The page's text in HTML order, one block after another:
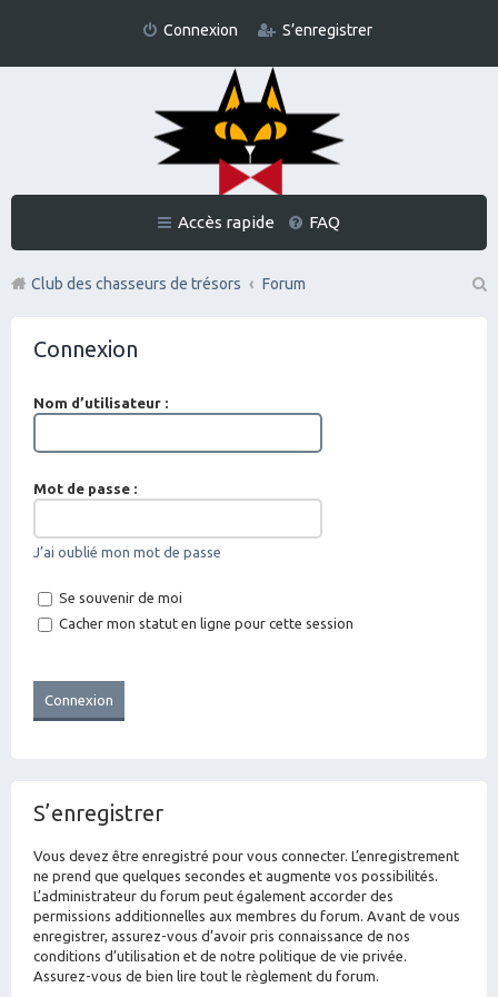
Connexion S’enregistrer
Accès rapide FAQ
Club des chasseurs de trésors
Forum
Connexion
Nom d’utilisateur :
Mot de passe :
J’ai oublié mon mot de passe
Se souvenir de moi
Cacher mon statut en ligne pour cette session
S’enregistrer
Vous devez être enregistré pour vous connecter. L’enregistrement
ne prend que quelques secondes et augmente vos possibilités.
L’administrateur du forum peut également accorder des
permissions additionnelles aux membres du forum. Avant de vous
enregistrer, assurez-vous d’avoir pris connaissance de nos
conditions d’utilisation et de notre politique de vie privée.
Assurez-vous de bien lire tout le règlement du forum.